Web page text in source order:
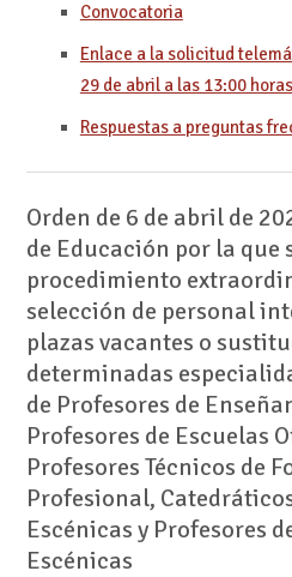
Convocatoria
Enlace a la solicitud
29 de abril a las 13:00 horas
Respuestas a preguntas
Orden de 6 de abril de
de Educación por la que
procedimiento
selección de personal
plazas vacantes o
determinadas
de Profesores de
Profesores de Escuelas
Profesores Técnicos de
Profesional,
Escénicas y Profesores
Escénicas